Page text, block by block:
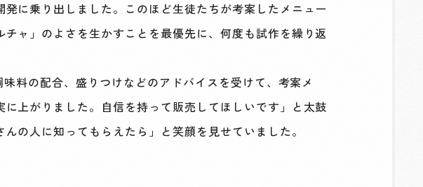
に乗り出しました。このほど生徒たちが考案したメニュー
ャ」のよさを生かすことを最優先に、何度も試作を繰り返
料の配合、盛りつけなどのアドバイスを受けて、考案メ
上がりました。自信を持って販売してほしいです」と太鼓
の人に知ってもらえたら」と笑顔を見せていました。